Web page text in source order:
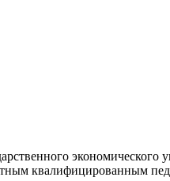
квалифицированным